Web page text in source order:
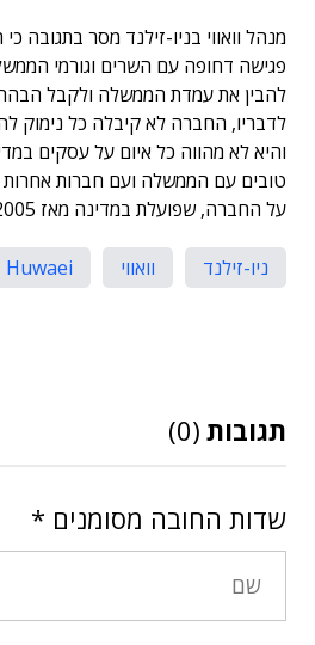
מנהל וואווי בניו-זילנד מסר בתגובה
פגישה דחופה עם השרים וגורמי
להבין את עמדת הממשלה ולקבל
לדבריו, החברה לא קיבלה כל נימוק
והיא לא מהווה כל איום על עסקים
טובים עם הממשלה ועם חברות אחרות
על החברה, שפועלת במדינה מאז 2005.
ניו-זילנד וואווי Huwaei
תגובות (0)
שדות החובה מסומנים *